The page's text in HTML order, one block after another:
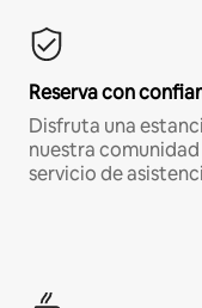
Reserva con
Disfruta una
nuestra
servicio de